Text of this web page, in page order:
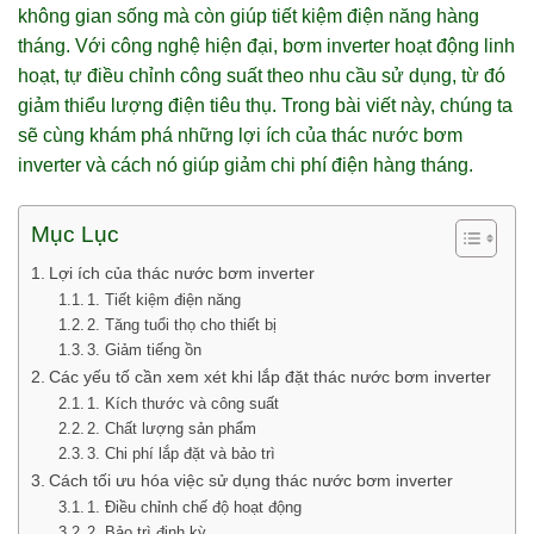
không gian sống mà còn giúp tiết kiệm điện năng hàng
tháng. Với công nghệ hiện đại, bơm inverter hoạt động linh
hoạt, tự điều chỉnh công suất theo nhu cầu sử dụng, từ đó
giảm thiểu lượng điện tiêu thụ. Trong bài viết này, chúng ta
sẽ cùng khám phá những lợi ích của thác nước bơm
inverter và cách nó giúp giảm chi phí điện hàng tháng.
Mục Lục
Lợi ích của thác nước bơm inverter
1. Tiết kiệm điện năng
2. Tăng tuổi thọ cho thiết bị
3. Giảm tiếng ồn
Các yếu tố cần xem xét khi lắp đặt thác nước bơm inverter
1. Kích thước và công suất
2. Chất lượng sản phẩm
3. Chi phí lắp đặt và bảo trì
Cách tối ưu hóa việc sử dụng thác nước bơm inverter
1. Điều chỉnh chế độ hoạt động